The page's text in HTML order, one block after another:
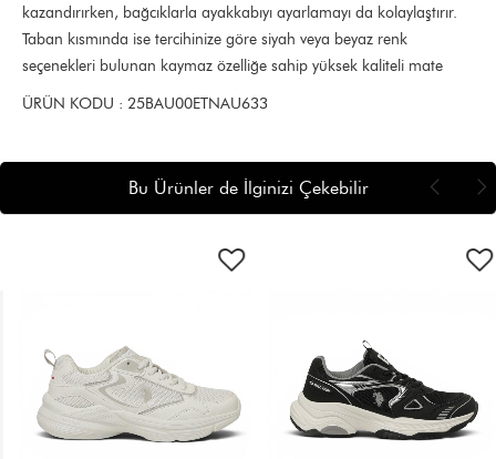
kazandırırken, bağcıklarla ayakkabıyı ayarlamayı da kolaylaştırır.
Taban kısmında ise tercihinize göre siyah veya beyaz renk
seçenekleri bulunan kaymaz özelliğe sahip yüksek kaliteli mate
ÜRÜN KODU : 25BAU00ETNAU633
Bu Ürünler de İlginizi Çekebilir